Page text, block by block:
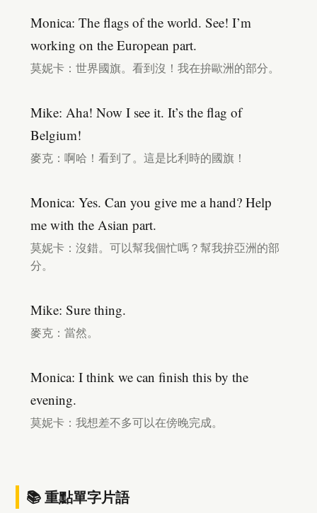
Monica: The flags of the world. See! I’m
working on the European part.
莫妮卡：世界國旗。看到沒！我在拚歐洲的部分。
Mike: Aha! Now I see it. It’s the flag of
Belgium!
麥克：啊哈！看到了。這是比利時的國旗！
Monica: Yes. Can you give me a hand? Help
me with the Asian part.
莫妮卡：沒錯。可以幫我個忙嗎？幫我拚亞洲的部
分。
Mike: Sure thing.
麥克：當然。
Monica: I think we can finish this by the
evening.
莫妮卡：我想差不多可以在傍晚完成。
📚 重點單字片語